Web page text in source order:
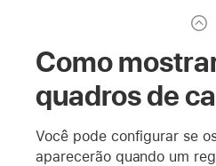
Como
quadros de
Você pode configurar se
aparecerão quando um